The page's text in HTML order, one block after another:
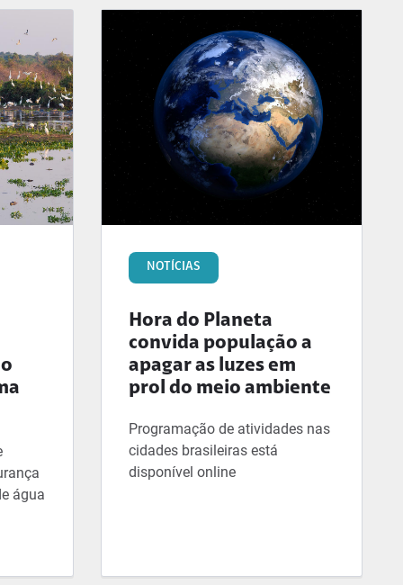
água
NOTÍCIAS
Hora do Planeta
convida população a
apagar as luzes em
prol do meio ambiente
Programação de atividades nas
cidades brasileiras está
disponível online